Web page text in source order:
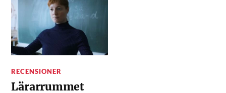
RECENSIONER
Lärarrummet